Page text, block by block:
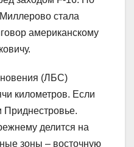
стала
американскому
(ЛБС)
километров. Если
Приднестровье.
делится на
зоны – восточную